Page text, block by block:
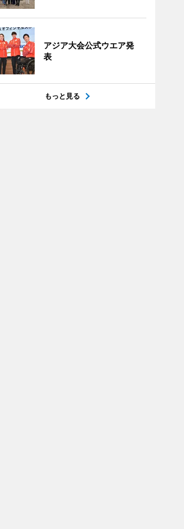
アジア大会公式ウエア発
表
もっと見る